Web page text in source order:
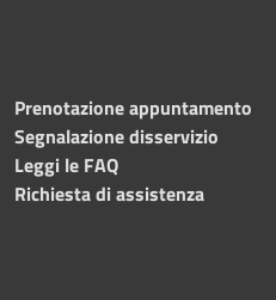
Prenotazione appuntamento
Segnalazione disservizio
Leggi le FAQ
Richiesta di assistenza